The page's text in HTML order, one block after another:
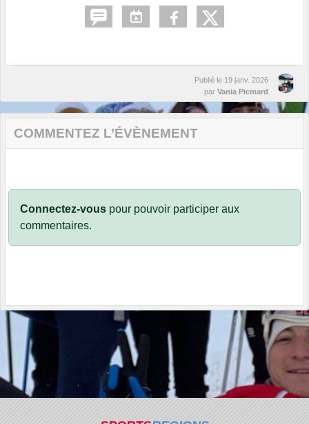
Publié le 19 janv. 2026
par Vania Picmard
COMMENTEZ L’ÉVÈNEMENT
Connectez-vous pour pouvoir participer aux
commentaires.